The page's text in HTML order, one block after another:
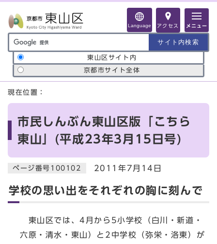
Language アクセス メニュー
サイト内検索の範囲
東山区サイト内
京都市サイト全体
ここから本文です
現在位置：
市民しんぶん東山区版「こちら
東山」(平成23年3月15日号)
ページ番号100102 2011年7月14日
学校の思い出をそれぞれの胸に刻んで
東山区では、4月から5小学校（白川・新道・
六原・清水・東山）と2中学校（弥栄・洛東）が